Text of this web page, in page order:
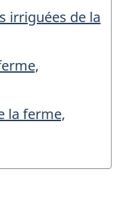
irriguées de la
la ferme,